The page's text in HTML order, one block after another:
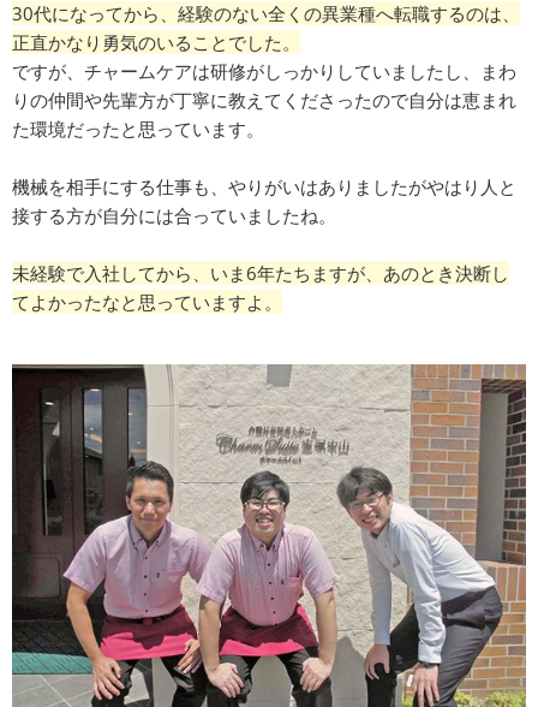
30代になってから、経験のない全くの異業種へ転職するのは、
正直かなり勇気のいることでした。
ですが、チャームケアは研修がしっかりしていましたし、まわ
りの仲間や先輩方が丁寧に教えてくださったので自分は恵まれ
た環境だったと思っています。
機械を相手にする仕事も、やりがいはありましたがやはり人と
接する方が自分には合っていましたね。
未経験で入社してから、いま6年たちますが、あのとき決断し
てよかったなと思っていますよ。